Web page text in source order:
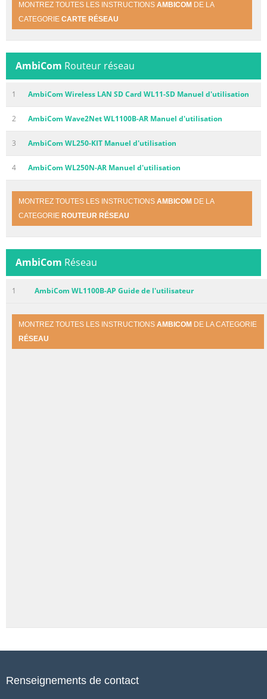
MONTREZ TOUTES LES INSTRUCTIONS AMBICOM DE LA
CATEGORIE CARTE RÉSEAU
AmbiCom Routeur réseau
1 AmbiCom Wireless LAN SD Card WL11-SD Manuel d'utilisation
2 AmbiCom Wave2Net WL1100B-AR Manuel d'utilisation
3 AmbiCom WL250-KIT Manuel d'utilisation
4 AmbiCom WL250N-AR Manuel d'utilisation
MONTREZ TOUTES LES INSTRUCTIONS AMBICOM DE LA
CATEGORIE ROUTEUR RÉSEAU
AmbiCom Réseau
1 AmbiCom WL1100B-AP Guide de l'utilisateur
MONTREZ TOUTES LES INSTRUCTIONS AMBICOM DE LA CATEGORIE
RÉSEAU
Renseignements de contact